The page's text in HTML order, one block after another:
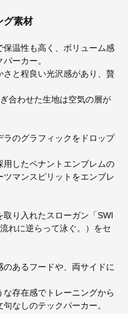
グ素材
温性も高く、ボリューム感
ーカー。
さと程良い光沢感があり、贅
合わせた生地は空気の層が
のグラフィックをドロップ
したペナントエンブレムの
マンスピリットをエンブレ
り入れたスローガン「SWI
れに逆らって泳ぐ。）をセ
あるフードや、両サイドに
存在感でトレーニングから
なしのテックパーカー。